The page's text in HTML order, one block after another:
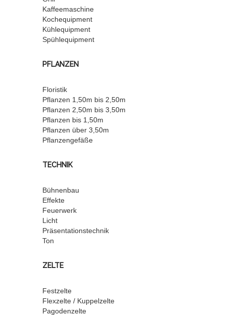
Kaffeemaschine
Kochequipment
Kühlequipment
Spühlequipment
PFLANZEN
Floristik
Pflanzen 1,50m bis 2,50m
Pflanzen 2,50m bis 3,50m
Pflanzen bis 1,50m
Pflanzen über 3,50m
Pflanzengefäße
TECHNIK
Bühnenbau
Effekte
Feuerwerk
Licht
Präsentationstechnik
Ton
ZELTE
Festzelte
Flexzelte / Kuppelzelte
Pagodenzelte